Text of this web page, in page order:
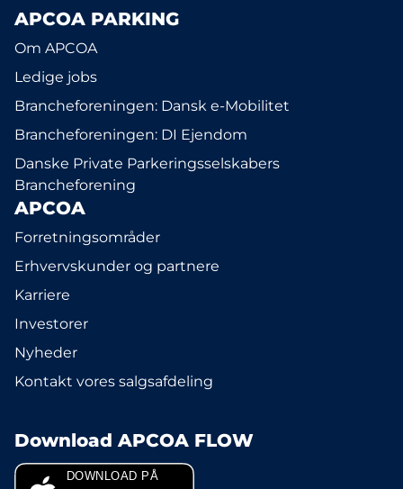
APCOA PARKING
Om APCOA
Ledige jobs
Brancheforeningen: Dansk e-Mobilitet
Brancheforeningen: DI Ejendom
Danske Private Parkeringsselskabers
Brancheforening
APCOA
Forretningsområder
Erhvervskunder og partnere
Karriere
Investorer
Nyheder
Kontakt vores salgsafdeling
Download APCOA FLOW